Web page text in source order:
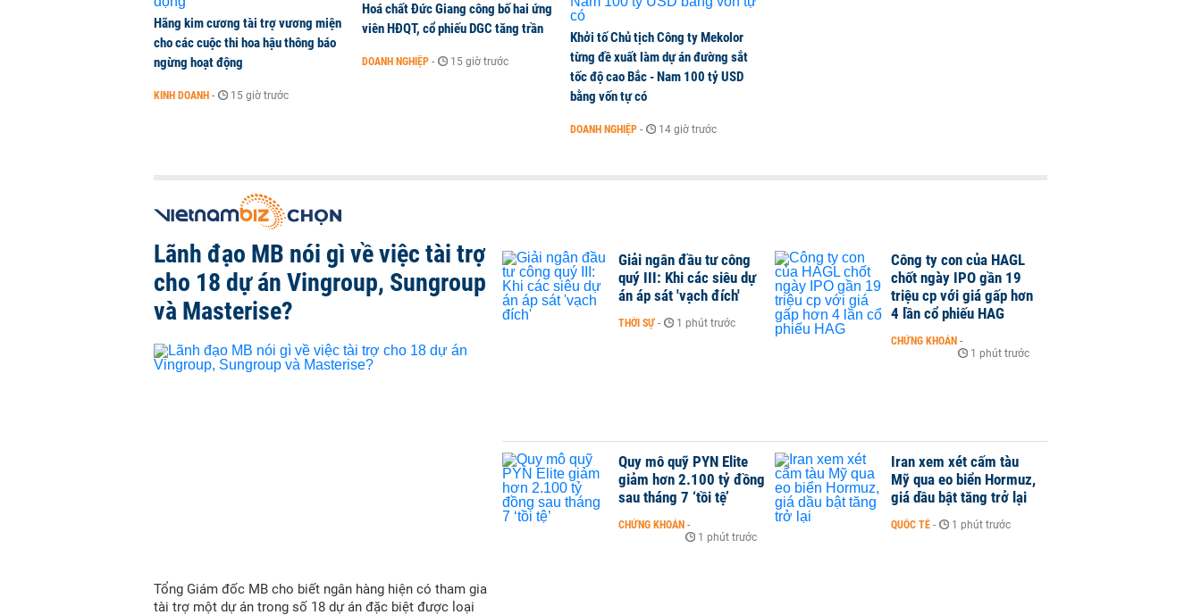
Hãng kim cương tài trợ vương miện
cho các cuộc thi hoa hậu thông báo
ngừng hoạt động
KINH DOANH - 15 giờ trước
Hoá chất Đức Giang công bố hai ứng
viên HĐQT, cổ phiếu DGC tăng trần
DOANH NGHIỆP - 15 giờ trước
Khởi tố Chủ tịch Công ty Mekolor
từng đề xuất làm dự án đường sắt
tốc độ cao Bắc - Nam 100 tỷ USD
bằng vốn tự có
DOANH NGHIỆP - 14 giờ trước
Lãnh đạo MB nói gì về việc tài trợ
cho 18 dự án Vingroup, Sungroup
và Masterise?
Tổng Giám đốc MB cho biết ngân hàng hiện có tham gia
tài trợ một dự án trong số 18 dự án đặc biệt được loại
Giải ngân đầu tư công
quý III: Khi các siêu dự
án áp sát 'vạch đích'
THỜI SỰ - 1 phút trước
Công ty con của HAGL
chốt ngày IPO gần 19
triệu cp với giá gấp hơn
4 lần cổ phiếu HAG
CHỨNG KHOÁN -
1 phút trước
Quy mô quỹ PYN Elite
giảm hơn 2.100 tỷ đồng
sau tháng 7 ‘tồi tệ’
CHỨNG KHOÁN -
1 phút trước
Iran xem xét cấm tàu
Mỹ qua eo biển Hormuz,
giá dầu bật tăng trở lại
QUỐC TẾ - 1 phút trước